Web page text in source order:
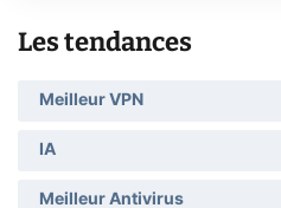
Les tendances
Meilleur VPN
IA
Meilleur Antivirus